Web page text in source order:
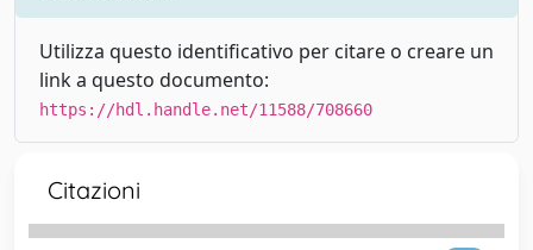
Utilizza questo identificativo per citare o creare un
link a questo documento:
https://hdl.handle.net/11588/708660
Citazioni